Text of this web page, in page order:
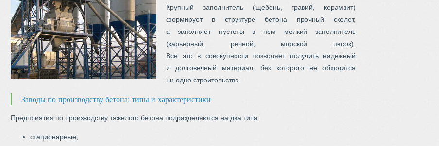
Крупный заполнитель (щебень, гравий, керамзит)
формирует в структуре бетона прочный скелет,
а заполняет пустоты в нем мелкий заполнитель
(карьерный, речной, морской песок).
Все это в совокупности позволяет получить надежный
и долговечный материал, без которого не обходится
ни одно строительство.
Заводы по производству бетона: типы и характеристики
Предприятия по производству тяжелого бетона подразделяются на два типа:
стационарные;